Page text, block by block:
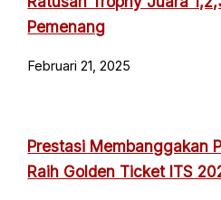
Pemenang
Februari 21, 2025
Prestasi Membanggakan
Raih Golden Ticket ITS